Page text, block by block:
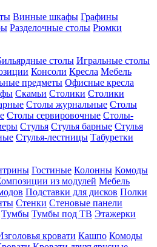
Винные шкафы Графины
Разделочные столы Рюмки
столы Игральные столы
Консоли Кресла Мебель
предметы Офисные кресла
Скамьи Столики Столики
Столы журнальные Столы
Столы сервировочные Столы-
Стулья Стулья барные Стулья
Стулья-лестницы Табуретки
Гостиные Колонны Комоды
из модулей Мебель
Подставки для дисков Полки
Стенки Стеновые панели
Тумбы Тумбы под ТВ Этажерки
кровати Кашпо Комоды